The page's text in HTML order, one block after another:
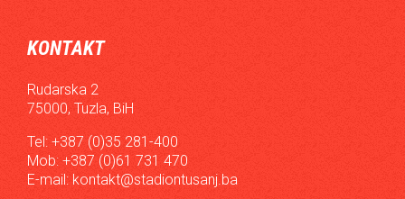
KONTAKT
Rudarska 2
75000, Tuzla, BiH
Tel: +387 (0)35 281-400
Mob: +387 (0)61 731 470
E-mail: kontakt@stadiontusanj.ba